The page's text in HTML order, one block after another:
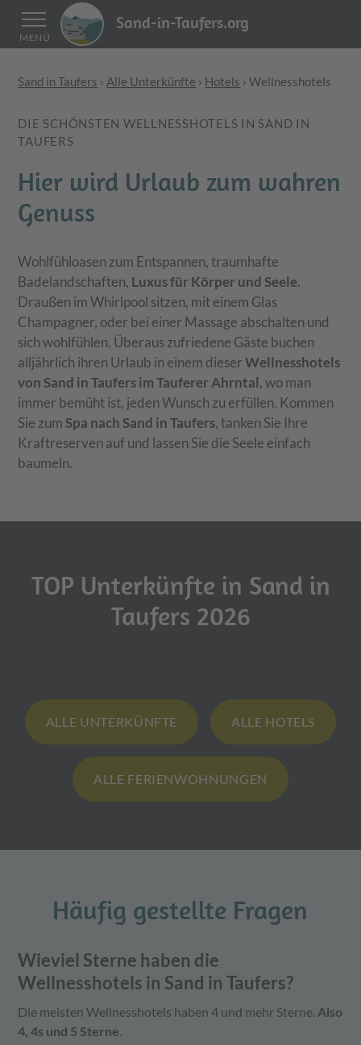
MENÜ
Sand-in-Taufers.org
Sand in Taufers › Alle Unterkünfte › Hotels ›Wellnesshotels
DIE SCHÖNSTEN WELLNESSHOTELS IN SAND IN
TAUFERS
Hier wird Urlaub zum wahren
Genuss
Wohlfühloasen zum Entspannen, traumhafte
Badelandschaften, Luxus für Körper und Seele.
Draußen im Whirlpool sitzen, mit einem Glas
Champagner, oder bei einer Massage abschalten und
sich wohlfühlen. Überaus zufriedene Gäste buchen
alljährlich ihren Urlaub in einem dieserWellnesshotels
von Sand in Taufers im Tauferer Ahrntal, wo man
immer bemüht ist, jeden Wunsch zu erfüllen. Kommen
Sie zumSpa nach Sand in Taufers, tanken Sie Ihre
Kraftreserven auf und lassen Sie die Seele einfach
baumeln.
TOP Unterkünfte in Sand in
Taufers 2026
ALLE UNTERKÜNFTE ALLE HOTELS
ALLE FERIENWOHNUNGEN
Häufig gestellte Fragen
Wieviel Sterne haben die
Wellnesshotels in Sand in Taufers?
Die meisten Wellnesshotels haben 4 und mehr Sterne. Also
4, 4s und 5 Sterne.